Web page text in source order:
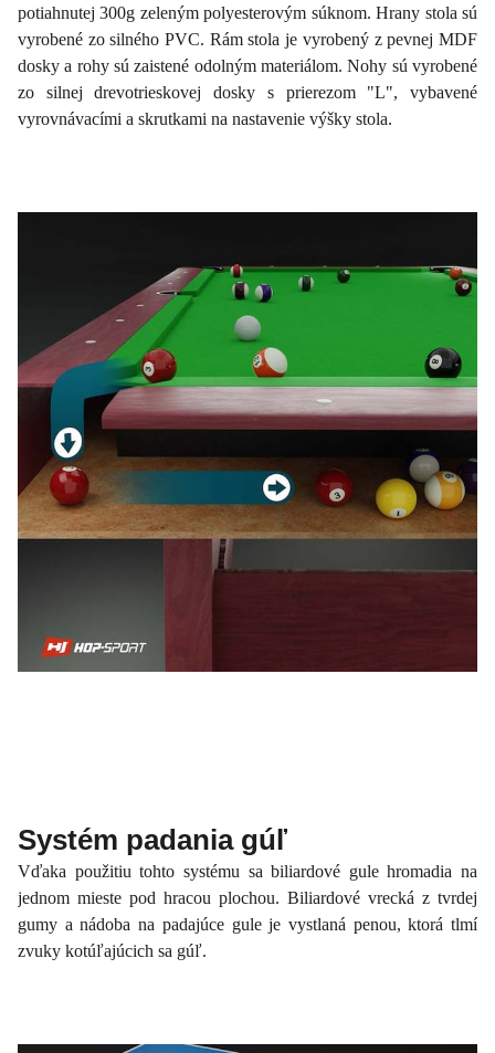
potiahnutej 300g zeleným polyesterovým súknom. Hrany stola sú
vyrobené zo silného PVC. Rám stola je vyrobený z pevnej MDF
dosky a rohy sú zaistené odolným materiálom. Nohy sú vyrobené
zo silnej drevotrieskovej dosky s prierezom "L", vybavené
vyrovnávacími a skrutkami na nastavenie výšky stola.
Systém padania gúľ
Vďaka použitiu tohto systému sa biliardové gule hromadia na
jednom mieste pod hracou plochou. Biliardové vrecká z tvrdej
gumy a nádoba na padajúce gule je vystlaná penou, ktorá tlmí
zvuky kotúľajúcich sa gúľ.